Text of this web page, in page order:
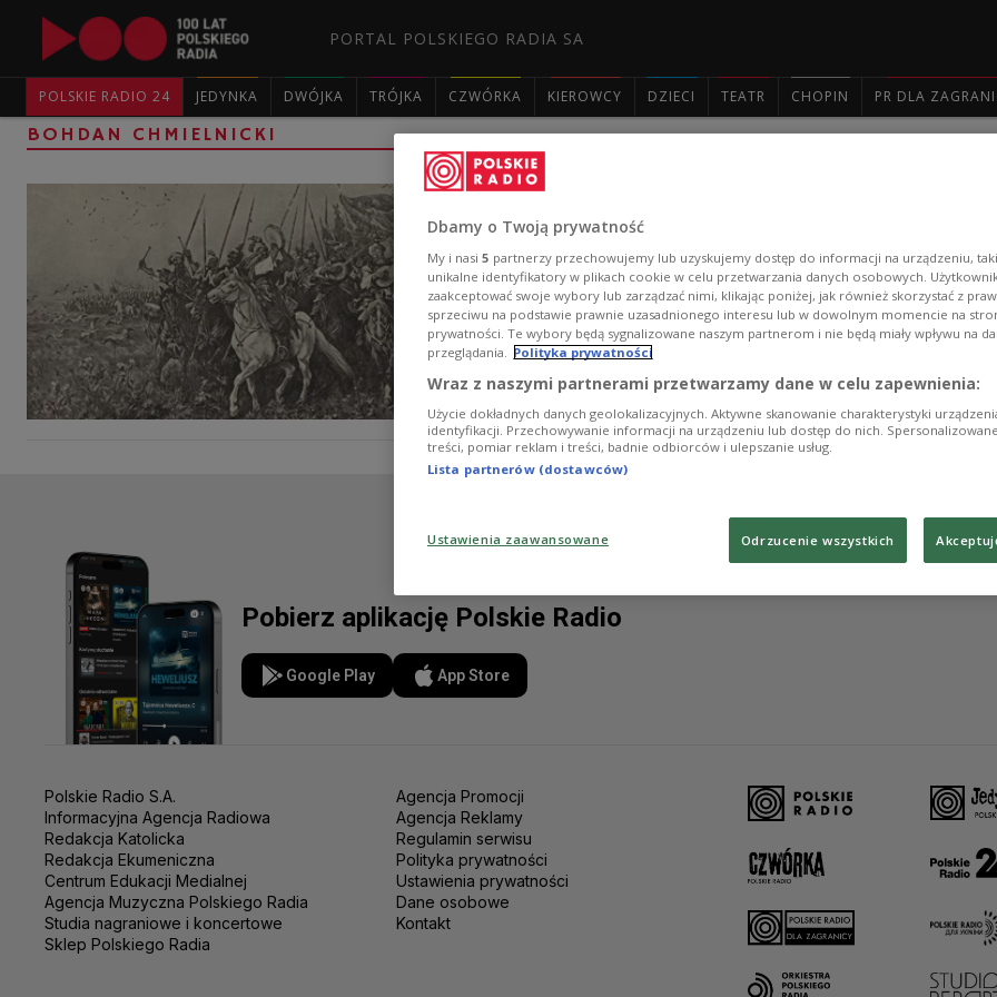
PORTAL POLSKIEGO RADIA SA
POLSKIE RADIO 24 JEDYNKA DWÓJKA TRÓJKA CZWÓRKA KIEROWCY DZIECI TEATR CHOPIN PR DLA
BOHDAN CHMIELNICKI
Bohdan Chmielnicki i badania nad
Poznaliśmy laureatów Programu "Start" 2025. Co
młodym badaczkom i badaczom do 30. roku życia, w
wyróżnionych jest Jan Błoński z Instytutu Archeologii
cudownych objawień w czasie powstania Bohdana
Zobacz więcej na temat:Katarzyna Kobylecka Fundacja na
Pobierz aplikację Polskie Radio
Google Play App Store
Polskie Radio S.A.
Informacyjna Agencja Radiowa
Redakcja Katolicka
Redakcja Ekumeniczna
Centrum Edukacji Medialnej
Agencja Muzyczna Polskiego Radia
Studia nagraniowe i koncertowe
Sklep Polskiego Radia
Agencja Promocji
Agencja Reklamy
Regulamin serwisu
Polityka prywatności
Ustawienia prywatności
Dane osobowe
Kontakt
Dbamy o Twoją prywatność
My i nasi 5 partnerzy przechowujemy lub uzyskujemy dostęp do informacji na urządzeniu,
unikalne identyfikatory w plikach cookie w celu przetwarzania danych osobowych.
zaakceptować swoje wybory lub zarządzać nimi, klikając poniżej, jak również skorzystać z
sprzeciwu na podstawie prawnie uzasadnionego interesu lub w dowolnym momencie na
prywatności. Te wybory będą sygnalizowane naszym partnerom i nie będą miały wpływu na
przeglądania. Polityka prywatności
Wraz z naszymi partnerami przetwarzamy dane w celu zapewnienia:
Użycie dokładnych danych geolokalizacyjnych. Aktywne skanowanie charakterystyki
identyfikacji. Przechowywanie informacji na urządzeniu lub dostęp do nich.
treści, pomiar reklam i treści, badnie odbiorców i ulepszanie usług.
Lista partnerów (dostawców)
Ustawienia zaawansowane Odrzucenie wszystkich